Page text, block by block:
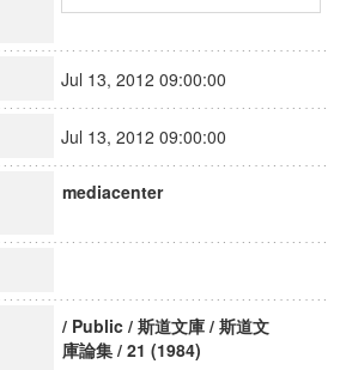
Jul 13, 2012 09:00:00
Jul 13, 2012 09:00:00
mediacenter
/ Public / 斯道文庫 / 斯道文
庫論集 / 21 (1984)